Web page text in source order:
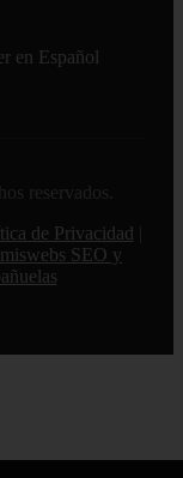
en Español
reservados.
de Privacidad
SEO y